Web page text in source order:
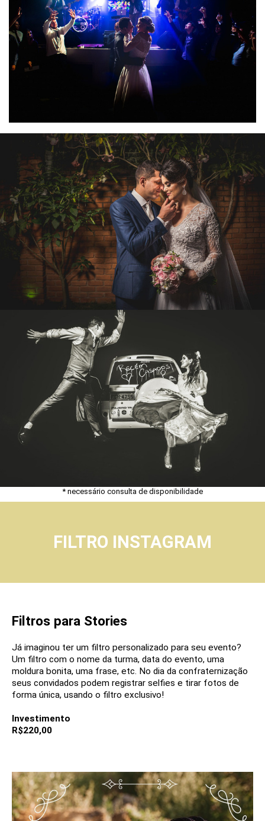
* necessário consulta de disponibilidade
FILTRO INSTAGRAM
Filtros para Stories
Já imaginou ter um filtro personalizado para seu evento?
Um filtro com o nome da turma, data do evento, uma
moldura bonita, uma frase, etc. No dia da confraternização
seus convidados podem registrar selfies e tirar fotos de
forma única, usando o filtro exclusivo!
Investimento
R$220,00